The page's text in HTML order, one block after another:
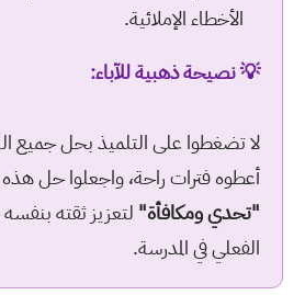
الأخطاء الإملائية.
💡 نصيحة ذهبية للآباء:
لا تضغطوا على التلميذ بحل جميع
أعطوه فترات راحة، واجعلوا حل هذه
"تحدي ومكافأة" لتعزيز ثقته
الفعلي في المدرسة.